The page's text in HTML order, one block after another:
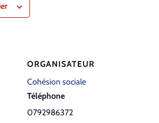
ORGANISATEUR
Cohésion sociale
Téléphone
0792986372